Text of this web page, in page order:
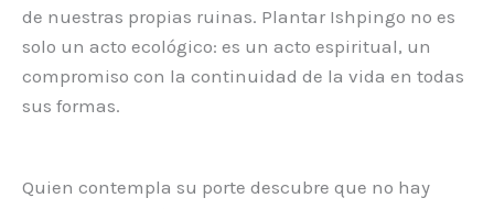
de nuestras propias ruinas. Plantar Ishpingo no es
solo un acto ecológico: es un acto espiritual, un
compromiso con la continuidad de la vida en todas
sus formas.
Quien contempla su porte descubre que no hay